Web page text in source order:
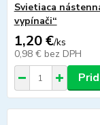
Svietiaca
vypínači“
1,20 €/ks
0,98 € bez DPH